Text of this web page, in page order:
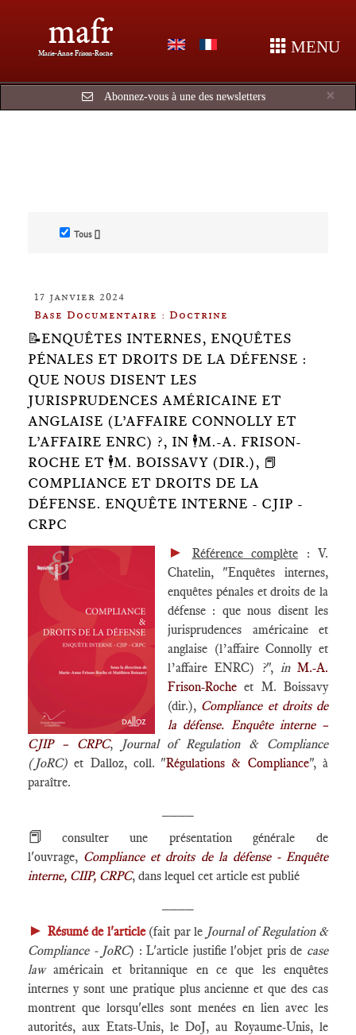
mafr
Marie-Anne Frison-Roche MENU
×
Abonnez-vous à une des newsletters
Tous []
17 janvier 2024
Base Documentaire : Doctrine
📝ENQUÊTES INTERNES, ENQUÊTES
PÉNALES ET DROITS DE LA DÉFENSE :
QUE NOUS DISENT LES
JURISPRUDENCES AMÉRICAINE ET
ANGLAISE (L’AFFAIRE CONNOLLY ET
L’AFFAIRE ENRC) ?, IN 🕴️M.-A. FRISON-
ROCHE ET 🕴️M. BOISSAVY (DIR.), 📕
COMPLIANCE ET DROITS DE LA
DÉFENSE. ENQUÊTE INTERNE - CJIP -
CRPC
► Référence complète : V.
Chatelin, "Enquêtes internes,
enquêtes pénales et droits de la
défense : que nous disent les
jurisprudences américaine et
anglaise (l’affaire Connolly et
l’affaire ENRC) ?", in M.-A.
Frison-Roche et M. Boissavy
(dir.), Compliance et droits de
la défense. Enquête interne –
CJIP – CRPC,
Journal of Regulation & Compliance
(JoRC) et Dalloz, coll. "Régulations & Compliance", à
paraître.
📕
consulter une présentation générale de
l'ouvrage, Compliance et droits de la défense - Enquête
interne, CIIP, CRPC, dans lequel cet article est publié
► Résumé de l'article (fait par le Journal of Regulation &
Compliance - JoRC) : L'article justifie l'objet pris de case
lawaméricain et britannique en ce que les enquêtes
internes y sont une pratique plus ancienne et que des cas
montrent que lorsqu'elles sont menées en lien avec les
autorités, aux Etats-Unis, le DoJ, au Royaume-Unis, le